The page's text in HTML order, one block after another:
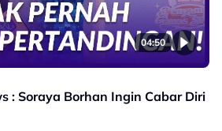
04:50
: Soraya Borhan Ingin Cabar Diri